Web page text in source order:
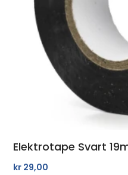
Elektrotape Svart
kr 29,00